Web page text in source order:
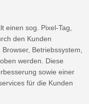
einen sog. Pixel-Tag,
den Kunden
Betriebssystem,
werden. Diese
sowie einer
für die Kunden